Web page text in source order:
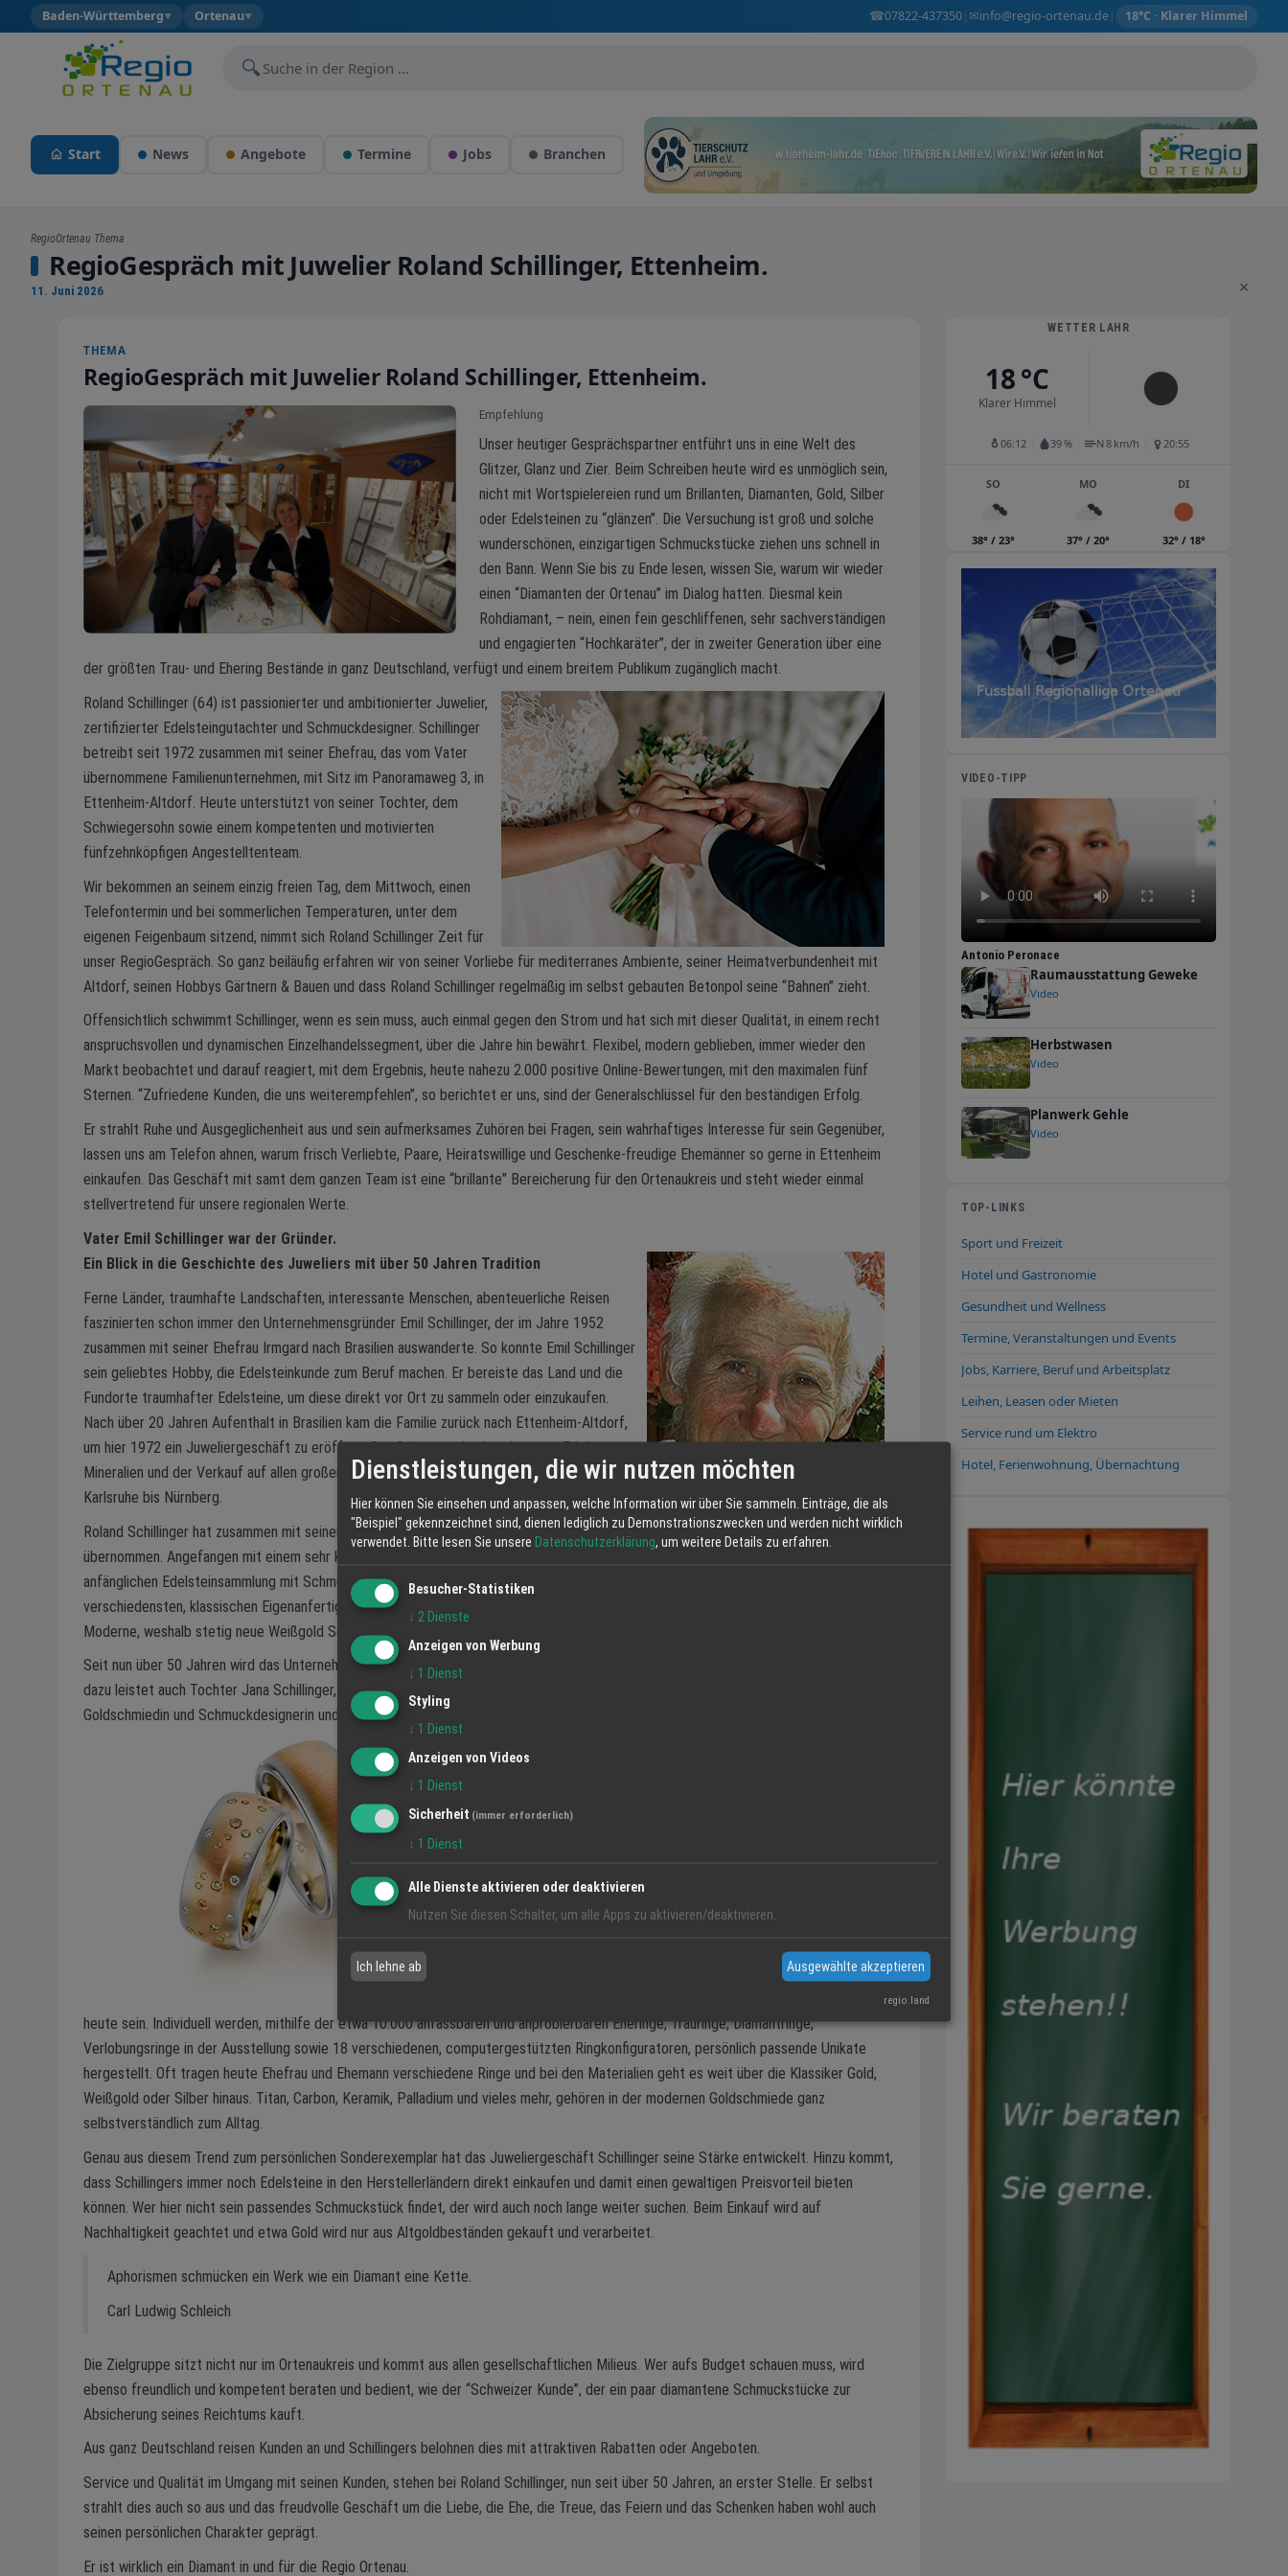
Baden-Württemberg▼ Ortenau▼ ☎07822-437350| ✉info@regio-ortenau.de| 18°C · Klarer Himmel
🔍
Start News Angebote Termine Jobs Branchen
RegioOrtenau Thema
RegioGespräch mit Juwelier Roland Schillinger, Ettenheim.
11. Juni 2026 ×
THEMA
RegioGespräch mit Juwelier Roland Schillinger, Ettenheim.
Empfehlung
Unser heutiger Gesprächspartner entführt uns in eine Welt des
Glitzer, Glanz und Zier. Beim Schreiben heute wird es unmöglich sein,
nicht mit Wortspielereien rund um Brillanten, Diamanten, Gold, Silber
oder Edelsteinen zu “glänzen”. Die Versuchung ist groß und solche
wunderschönen, einzigartigen Schmuckstücke ziehen uns schnell in
den Bann. Wenn Sie bis zu Ende lesen, wissen Sie, warum wir wieder
einen “Diamanten der Ortenau” im Dialog hatten. Diesmal kein
Rohdiamant, – nein, einen fein geschliffenen, sehr sachverständigen
und engagierten “Hochkaräter”, der in zweiter Generation über eine
der größten Trau- und Ehering Bestände in ganz Deutschland, verfügt und einem breitem Publikum zugänglich macht.
Roland Schillinger (64) ist passionierter und ambitionierter Juwelier,
zertifizierter Edelsteingutachter und Schmuckdesigner. Schillinger
betreibt seit 1972 zusammen mit seiner Ehefrau, das vom Vater
übernommene Familienunternehmen, mit Sitz im Panoramaweg 3, in
Ettenheim-Altdorf. Heute unterstützt von seiner Tochter, dem
Schwiegersohn sowie einem kompetenten und motivierten
fünfzehnköpfigen Angestelltenteam.
Wir bekommen an seinem einzig freien Tag, dem Mittwoch, einen
Telefontermin und bei sommerlichen Temperaturen, unter dem
eigenen Feigenbaum sitzend, nimmt sich Roland Schillinger Zeit für
unser RegioGespräch. So ganz beiläufig erfahren wir von seiner Vorliebe für mediterranes Ambiente, seiner Heimatverbundenheit mit
Altdorf, seinen Hobbys Gärtnern & Bauen und dass Roland Schillinger regelmäßig im selbst gebauten Betonpol seine “Bahnen” zieht.
Offensichtlich schwimmt Schillinger, wenn es sein muss, auch einmal gegen den Strom und hat sich mit dieser Qualität, in einem recht
anspruchsvollen und dynamischen Einzelhandelssegment, über die Jahre hin bewährt. Flexibel, modern geblieben, immer wieder den
Markt beobachtet und darauf reagiert, mit dem Ergebnis, heute nahezu 2.000 positive Online-Bewertungen, mit den maximalen fünf
Sternen. “Zufriedene Kunden, die uns weiterempfehlen”, so berichtet er uns, sind der Generalschlüssel für den beständigen Erfolg.
Er strahlt Ruhe und Ausgeglichenheit aus und sein aufmerksames Zuhören bei Fragen, sein wahrhaftiges Interesse für sein Gegenüber,
lassen uns am Telefon ahnen, warum frisch Verliebte, Paare, Heiratswillige und Geschenke-freudige Ehemänner so gerne in Ettenheim
einkaufen. Das Geschäft mit samt dem ganzen Team ist eine “brillante” Bereicherung für den Ortenaukreis und steht wieder einmal
stellvertretend für unsere regionalen Werte.
Vater Emil Schillinger war der Gründer.
Ein Blick in die Geschichte des Juweliers mit über 50 Jahren Tradition
Ferne Länder, traumhafte Landschaften, interessante Menschen, abenteuerliche Reisen
faszinierten schon immer den Unternehmensgründer Emil Schillinger, der im Jahre 1952
zusammen mit seiner Ehefrau Irmgard nach Brasilien auswanderte. So konnte Emil Schillinger
sein geliebtes Hobby, die Edelsteinkunde zum Beruf machen. Er bereiste das Land und die
Fundorte traumhafter Edelsteine, um diese direkt vor Ort zu sammeln oder einzukaufen.
Nach über 20 Jahren Aufenthalt in Brasilien kam die Familie zurück nach Ettenheim-Altdorf,
um hier 1972 ein Juweliergeschäft zu eröffnen. Der Schwerpunkt damals waren Edelsteine,
Mineralien und der Verkauf auf allen großen Messen von Freiburg über Offenburg und
Karlsruhe bis Nürnberg.
Roland Schillinger hat zusammen mit seiner Frau Silvia im Jahr 1982 das Unternehmen
übernommen. Angefangen mit einem sehr kleinen Sortiment, baute das Juwelierpaar die Geschäftsräumlichkeiten stetig aus. Aus der
anfänglichen Edelsteinsammlung mit Schmuckketten und Perlenketten entstand mit der Zeit eine großzügige Auswahl der
verschiedensten, klassischen Eigenanfertigungen und Schmuckunikaten in Gold und Platin. Großen Wert legt die Familie heute auf
Moderne, weshalb stetig neue Weißgold Sets mit individuell gestalteten Ketten, Ringen, Armreifen und Ohrschmuck entwickelt werden.
Seit nun über 50 Jahren wird das Unternehmen in der zweiten Generation geführt und erfolgreich ausgebaut. Einen wichtigen Beitrag
dazu leistet auch Tochter Jana Schillinger, die sich kontinuierlich als dritte Generation einfügt. Jana Schillinger ist ausgebildete
Goldschmiedin und Schmuckdesignerin und sie entwirft und fertigt beständig neue, kreative Schmuckstücke ohne
arbeiten gemeinsam mit mehreren Goldschmieden, um mit viel
den schönsten Materialien, in Form von individuellen
Marktentwicklung durch die Jahrzehnte. Während früher etwa 80
Prozent der Kunden, insbesondere im Ehering Geschäft, etwas aus
dem Lagerbestand probierten und auch so kauften, hat sich diese
heute sein. Individuell werden, mithilfe der etwa 10.000 anfassbaren und anprobierbaren Eheringe, Trauringe, Diamantringe,
Verlobungsringe in der Ausstellung sowie 18 verschiedenen, computergestützten Ringkonfiguratoren, persönlich passende Unikate
hergestellt. Oft tragen heute Ehefrau und Ehemann verschiedene Ringe und bei den Materialien geht es weit über die Klassiker Gold,
Weißgold oder Silber hinaus. Titan, Carbon, Keramik, Palladium und vieles mehr, gehören in der modernen Goldschmiede ganz
selbstverständlich zum Alltag.
Genau aus diesem Trend zum persönlichen Sonderexemplar hat das Juweliergeschäft Schillinger seine Stärke entwickelt. Hinzu kommt,
dass Schillingers immer noch Edelsteine in den Herstellerländern direkt einkaufen und damit einen gewaltigen Preisvorteil bieten
können. Wer hier nicht sein passendes Schmuckstück findet, der wird auch noch lange weiter suchen. Beim Einkauf wird auf
Nachhaltigkeit geachtet und etwa Gold wird nur aus Altgoldbeständen gekauft und verarbeitet.
Aphorismen schmücken ein Werk wie ein Diamant eine Kette.
Carl Ludwig Schleich
Die Zielgruppe sitzt nicht nur im Ortenaukreis und kommt aus allen gesellschaftlichen Milieus. Wer aufs Budget schauen muss, wird
ebenso freundlich und kompetent beraten und bedient, wie der “Schweizer Kunde”, der ein paar diamantene Schmuckstücke zur
Absicherung seines Reichtums kauft.
Aus ganz Deutschland reisen Kunden an und Schillingers belohnen dies mit attraktiven Rabatten oder Angeboten.
Service und Qualität im Umgang mit seinen Kunden, stehen bei Roland Schillinger, nun seit über 50 Jahren, an erster Stelle. Er selbst
strahlt dies auch so aus und das freudvolle Geschäft um die Liebe, die Ehe, die Treue, das Feiern und das Schenken haben wohl auch
seinen persönlichen Charakter geprägt.
Er ist wirklich ein Diamant in und für die Regio Ortenau.
WETTER LAHR
18 °C
Klarer Himmel
06:12 39 % N 8 km/h 20:55
SO
38° / 23°
MO
37° / 20°
DI
32° / 18°
VIDEO-TIPP
Antonio Peronace
Raumausstattung Geweke
Video
Herbstwasen
Video
Planwerk Gehle
Video
TOP-LINKS
Sport und Freizeit
Hotel und Gastronomie
Gesundheit und Wellness
Termine, Veranstaltungen und Events
Jobs, Karriere, Beruf und Arbeitsplatz
Leihen, Leasen oder Mieten
Service rund um Elektro
Hotel, Ferienwohnung, Übernachtung
Dienstleistungen, die wir nutzen möchten
Hier können Sie einsehen und anpassen, welche Information wir über Sie sammeln. Einträge, die als
"Beispiel" gekennzeichnet sind, dienen lediglich zu Demonstrationszwecken und werden nicht wirklich
verwendet. Bitte lesen Sie unsere Datenschutzerklärung, um weitere Details zu erfahren.
Besucher-Statistiken
↓ 2 Dienste
Anzeigen von Werbung
↓ 1 Dienst
Styling
↓ 1 Dienst
Anzeigen von Videos
↓ 1 Dienst
Sicherheit (immer erforderlich)
↓ 1 Dienst
Alle Dienste aktivieren oder deaktivieren
Nutzen Sie diesen Schalter, um alle Apps zu aktivieren/deaktivieren.
Ich lehne ab Ausgewählte akzeptieren
regio.land